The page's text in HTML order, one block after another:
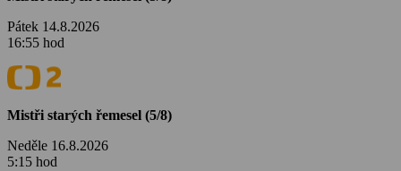
Pátek 14.8.2026
16:55 hod
Mistři starých řemesel (5/8)
Neděle 16.8.2026
5:15 hod